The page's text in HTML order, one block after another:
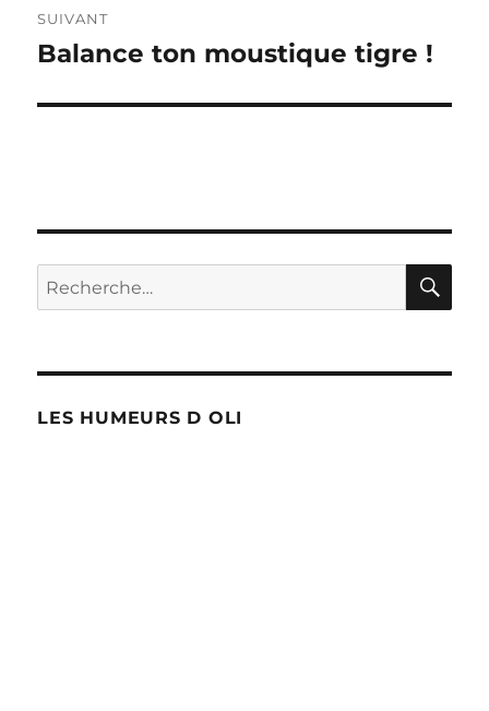
SUIVANT
Publication
Balance ton moustique tigre !
Recherche
pour :
LES HUMEURS D OLI